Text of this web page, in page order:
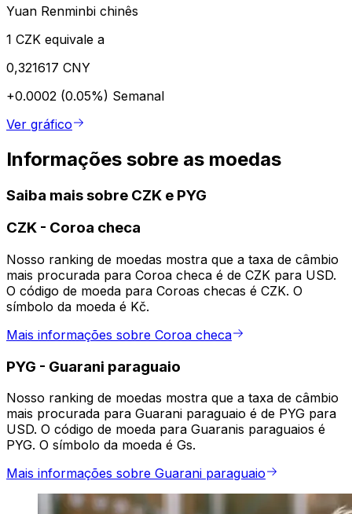
Yuan Renminbi chinês
1 CZK equivale a
0,321617 CNY
+0.0002 (0.05%) Semanal
Ver gráfico
Informações sobre as moedas
Saiba mais sobre CZK e PYG
CZK - Coroa checa
Nosso ranking de moedas mostra que a taxa de câmbio
mais procurada para Coroa checa é de CZK para USD.
O código de moeda para Coroas checas é CZK. O
símbolo da moeda é Kč.
Mais informações sobre Coroa checa
PYG - Guarani paraguaio
Nosso ranking de moedas mostra que a taxa de câmbio
mais procurada para Guarani paraguaio é de PYG para
USD. O código de moeda para Guaranis paraguaios é
PYG. O símbolo da moeda é Gs.
Mais informações sobre Guarani paraguaio